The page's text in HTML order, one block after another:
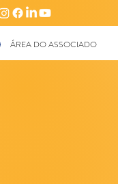
ÁREA DO ASSOCIADO